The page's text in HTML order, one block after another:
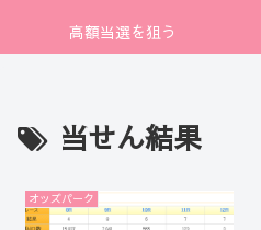
高額当選を狙う
当せん結果
オッズパーク